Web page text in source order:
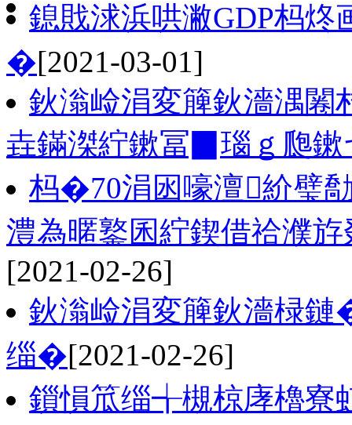
鎴戝浗浜哄潎GDP杩炵
�[2021-03-01]
鈥滃崄涓変簲鈥濇湡
垚鏋滐紵鏉冨▉瑙ｇ瓟鏉
杩�70涓囦嚎澶紒璧
澧為暱鐜囷紵鍥借祫濮
[2021-02-26]
鈥滃崄涓変簲鈥濇椂
缁�[2021-02-26]
鎻愪笟缁╅槻椋庨櫓寮